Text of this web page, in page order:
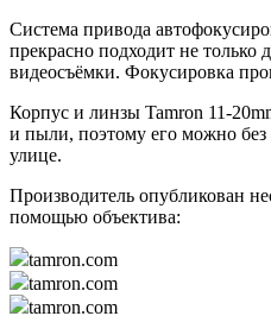
Система привода
прекрасно подходит не только
видеосъёмки. Фокусировка
Корпус и линзы Tamron 11-
и пыли, поэтому его можно без
улице.
Производитель опубликован
помощью объектива:
tamron.com
tamron.com
tamron.com